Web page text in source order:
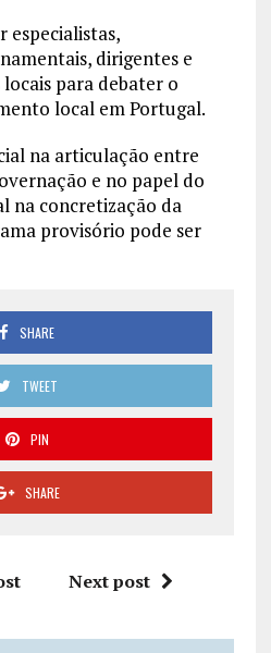
especialistas,
dirigentes e
para debater o
local em Portugal.
na articulação entre
e no papel do
na concretização da
provisório pode ser
SHARE
TWEET
PIN
SHARE
Next post